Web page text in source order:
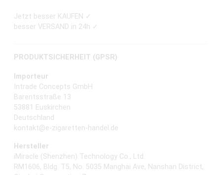
Jetzt besser KAUFEN ✓
besser VERSAND in 24h ✓
PRODUKTSICHERHEIT (GPSR)
Importeur
Intrade Concepts GmbH
Barentsstraße 13
53881 Euskirchen
Deutschland
kontakt@e-zigaretten-handel.de
Hersteller
iMiracle (Shenzhen) Technology Co., Ltd.
RM1606, Bldg. T5, No. 5035 Manghai Ave, Nanshan District,